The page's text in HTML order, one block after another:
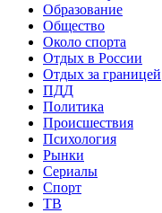
Образование
Общество
Около спорта
Отдых в России
Отдых за границей
ПДД
Политика
Происшествия
Психология
Рынки
Сериалы
Спорт
ТВ